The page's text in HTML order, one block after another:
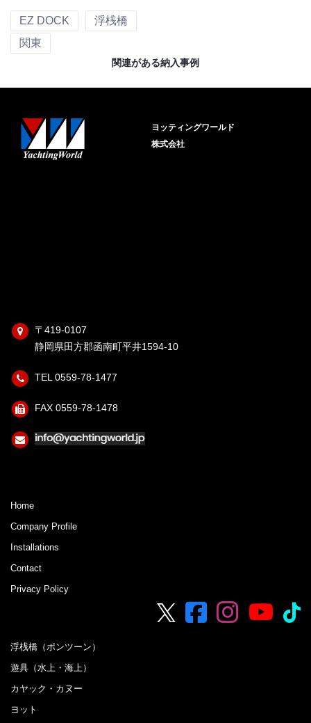
EZ DOCK
浮桟橋
関東
関連がある納入事例
ヨッティングワールド
株式会社
〒419-0107
静岡県田方郡函南町平井1594-10
TEL 0559-78-1477
FAX 0559-78-1478
Home
Company Profile
Installations
Contact
Privacy Policy
浮桟橋（ポンツーン）
遊具（水上・海上）
カヤック・カヌー
ヨット